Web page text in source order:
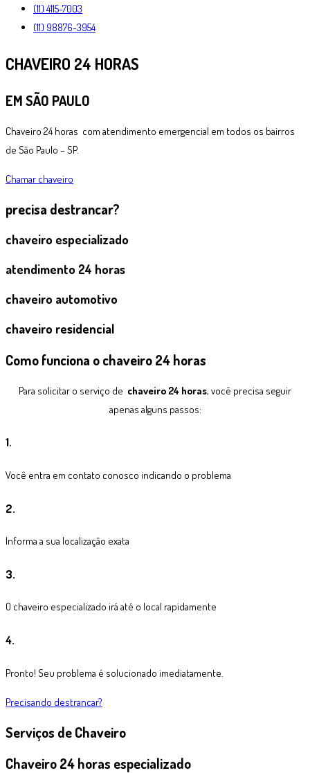
(11) 4115-7003
(11) 98876-3954
CHAVEIRO 24 HORAS
EM SÃO PAULO
Chaveiro 24 horas com atendimento emergencial em todos os bairros
de São Paulo – SP.
Chamar chaveiro
precisa destrancar?
chaveiro especializado
atendimento 24 horas
chaveiro automotivo
chaveiro residencial
Como funciona ochaveiro 24 horas
Para solicitar o serviço de chaveiro 24 horas, você precisa seguir
apenas alguns passos:
1.
Você entra em contato conosco indicando o problema
2.
Informa a sua localização exata
3.
O chaveiro especializado irá até o local rapidamente
4.
Pronto! Seu problema é solucionado imediatamente.
Precisando destrancar?
Serviços deChaveiro
Chaveiro 24 horas especializado